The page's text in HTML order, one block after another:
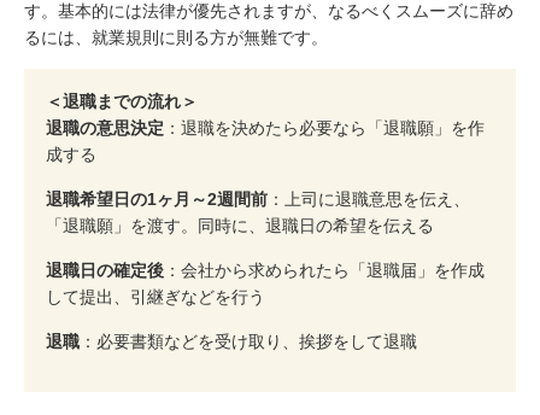
す。基本的には法律が優先されますが、なるべくスムーズに辞め
るには、就業規則に則る方が無難です。
＜退職までの流れ＞
退職の意思決定 ：退職を決めたら必要なら「退職願」を作
成する
退職希望日の1ヶ月～2週間前 ：上司に退職意思を伝え、
「退職願」を渡す。同時に、退職日の希望を伝える
退職日の確定後 ：会社から求められたら「退職届」を作成
して提出、引継ぎなどを行う
退職 ：必要書類などを受け取り、挨拶をして退職